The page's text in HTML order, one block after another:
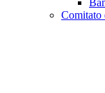
Comitato